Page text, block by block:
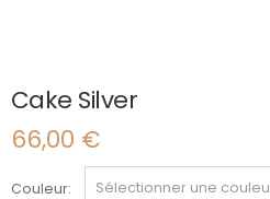
Cake Silver
66,00 €
Couleur